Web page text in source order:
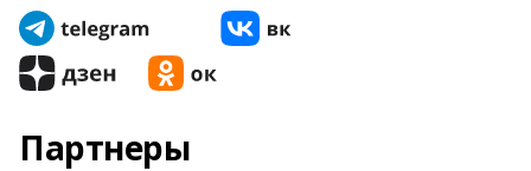
Партнеры